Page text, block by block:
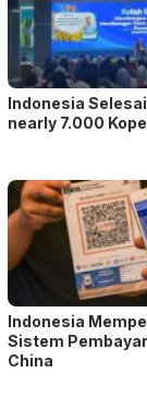
Indonesia
nearly 7.000
Indonesia
Sistem
China